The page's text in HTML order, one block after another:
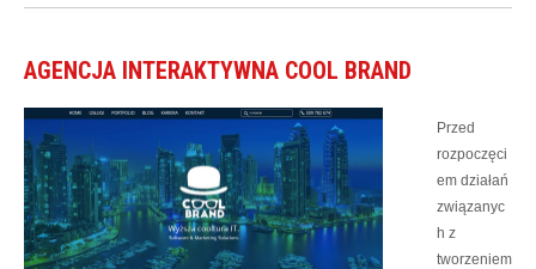
AGENCJA INTERAKTYWNA COOL BRAND
Przed
rozpoczęci
em działań
związanyc
h z
tworzeniem